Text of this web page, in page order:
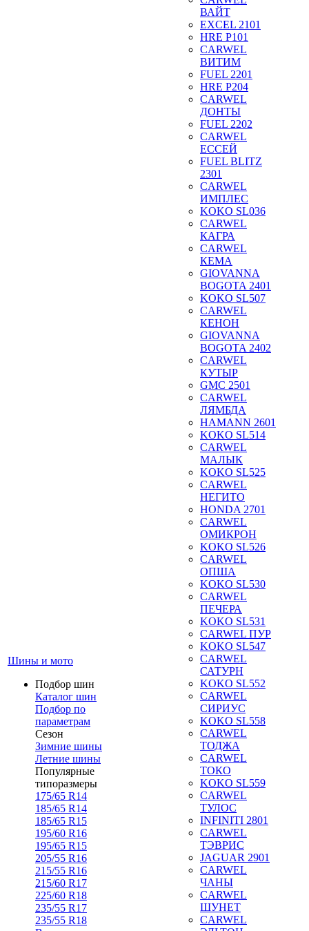
Шины и мото
Подбор шин
Каталог шин
Подбор по
параметрам
Сезон
Зимние шины
Летние шины
Популярные
типоразмеры
175/65 R14
185/65 R14
185/65 R15
195/60 R16
195/65 R15
205/55 R16
215/55 R16
215/60 R17
225/60 R18
235/55 R17
235/55 R18
ВАЙТ
EXCEL 2101
HRE P101
CARWEL
ВИТИМ
FUEL 2201
HRE P204
CARWEL
ДОНТЫ
FUEL 2202
CARWEL
ЕССЕЙ
FUEL BLITZ
2301
CARWEL
ИМПЛЕС
KOKO SL036
CARWEL
КАГРА
CARWEL
КЕМА
GIOVANNA
BOGOTA 2401
KOKO SL507
CARWEL
КЕНОН
GIOVANNA
BOGOTA 2402
CARWEL
КУТЫР
GMC 2501
CARWEL
ЛЯМБДА
HAMANN 2601
KOKO SL514
CARWEL
МАЛЫК
KOKO SL525
CARWEL
НЕГИТО
HONDA 2701
CARWEL
ОМИКРОН
KOKO SL526
CARWEL
ОПША
KOKO SL530
CARWEL
ПЕЧЕРА
KOKO SL531
CARWEL ПУР
KOKO SL547
CARWEL
САТУРН
KOKO SL552
CARWEL
СИРИУС
KOKO SL558
CARWEL
ТОДЖА
CARWEL
ТОКО
KOKO SL559
CARWEL
ТУЛОС
INFINITI 2801
CARWEL
ТЭВРИС
JAGUAR 2901
CARWEL
ЧАНЫ
CARWEL
ШУНЕТ
CARWEL